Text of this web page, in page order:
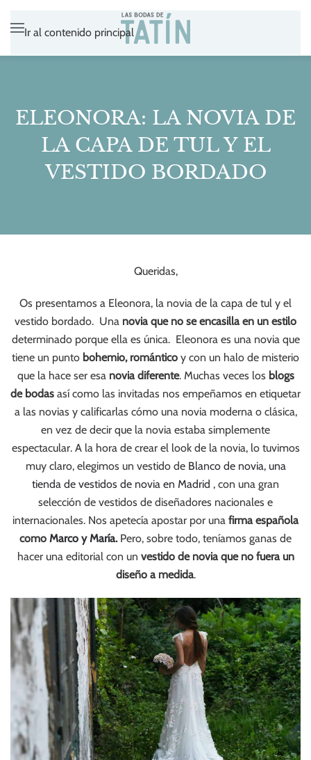
Ir al contenido principal
ELEONORA: LA NOVIA DE
LA CAPA DE TUL Y EL
VESTIDO BORDADO
Queridas,
Os presentamos a Eleonora, la novia de la capa de tul y el
vestido bordado. Una novia que no se encasilla en un estilo
determinado porque ella es única. Eleonora es una novia que
tiene un punto bohemio, romántico y con un halo de misterio
que la hace ser esanovia diferente. Muchas veces los blogs
de bodas así como las invitadas nos empeñamos en etiquetar
a las novias y calificarlas cómo una novia moderna o clásica,
en vez de decir que la novia estaba simplemente
espectacular. A la hora de crear el look de la novia, lo tuvimos
muy claro, elegimos un vestido de Blanco de novia, una
tienda de vestidos de novia en Madrid , con una gran
selección de vestidos de diseñadores nacionales e
internacionales. Nos apetecía apostar por una firma española
como Marco y María. Pero, sobre todo, teníamos ganas de
hacer una editorial con un vestido de novia que no fuera un
diseño a medida.